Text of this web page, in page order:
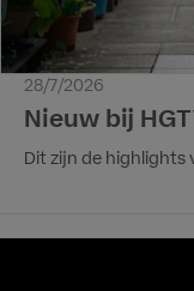
28/7/2026
Nieuw bij
Dit zijn de highlights